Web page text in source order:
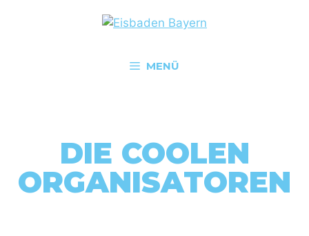
MENÜ
DIE COOLEN
ORGANISATOREN